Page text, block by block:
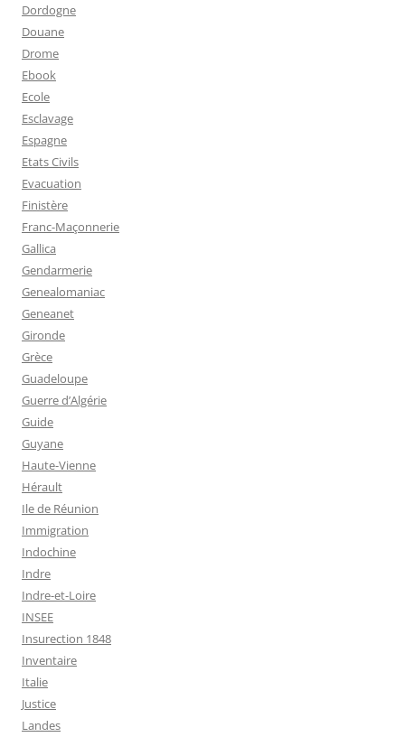
Dordogne
Douane
Drome
Ebook
Ecole
Esclavage
Espagne
Etats Civils
Evacuation
Finistère
Franc-Maçonnerie
Gallica
Gendarmerie
Genealomaniac
Geneanet
Gironde
Grèce
Guadeloupe
Guerre d’Algérie
Guide
Guyane
Haute-Vienne
Hérault
Ile de Réunion
Immigration
Indochine
Indre
Indre-et-Loire
INSEE
Insurection 1848
Inventaire
Italie
Justice
Landes